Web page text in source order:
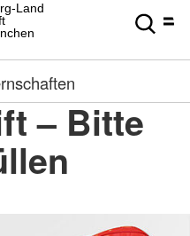
Land
– Bitte